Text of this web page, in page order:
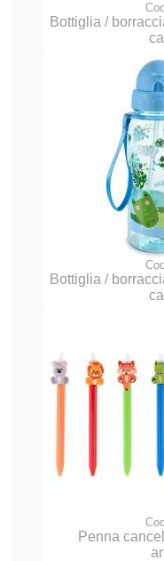
Bottiglia /
Bottiglia /
Penna